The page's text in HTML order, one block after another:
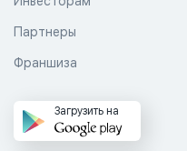
Партнеры
Франшиза
Загрузить на